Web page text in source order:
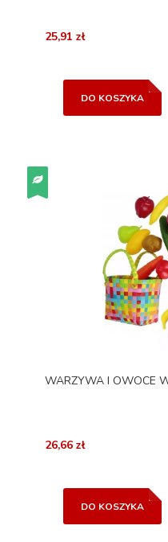
25,91 zł
DO KOSZYKA
WARZYWA I OWOCE
26,66 zł
DO KOSZYKA